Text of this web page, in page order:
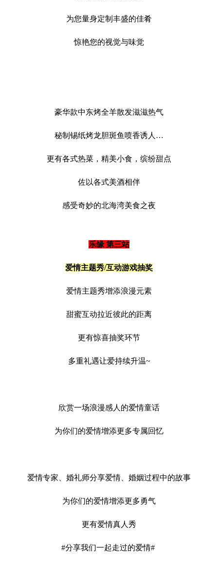
为您量身定制丰盛的佳肴
惊艳您的视觉与味觉
豪华款中东烤全羊散发滋滋热气
秘制锡纸烤龙胆斑鱼喷香诱人…
更有各式热菜，精美小食，缤纷甜点
佐以各式美酒相伴
感受奇妙的北海湾美食之夜
乐缘 第三站
爱情主题秀/互动游戏抽奖
爱情主题秀增添浪漫元素
甜蜜互动拉近彼此的距离
更有惊喜抽奖环节
多重礼遇让爱持续升温~
欣赏一场浪漫感人的爱情童话
为你们的爱情增添更多专属回忆
爱情专家、婚礼师分享爱情、婚姻过程中的故事
为你们的爱情增添更多勇气
更有爱情真人秀
#分享我们一起走过的爱情#